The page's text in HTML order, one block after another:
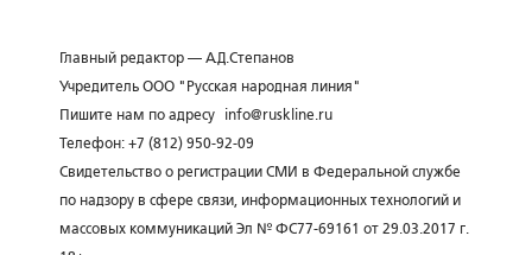
Главный редактор — А.Д.Степанов
Учредитель ООО "Русская народная линия"
Пишите нам по адресу
info@ruskline.ru
Телефон: +7 (812) 950-92-09
Свидетельство о регистрации СМИ в Федеральной службе
по надзору в сфере связи, информационных технологий и
массовых коммуникаций Эл № ФС77-69161 от 29.03.2017 г.